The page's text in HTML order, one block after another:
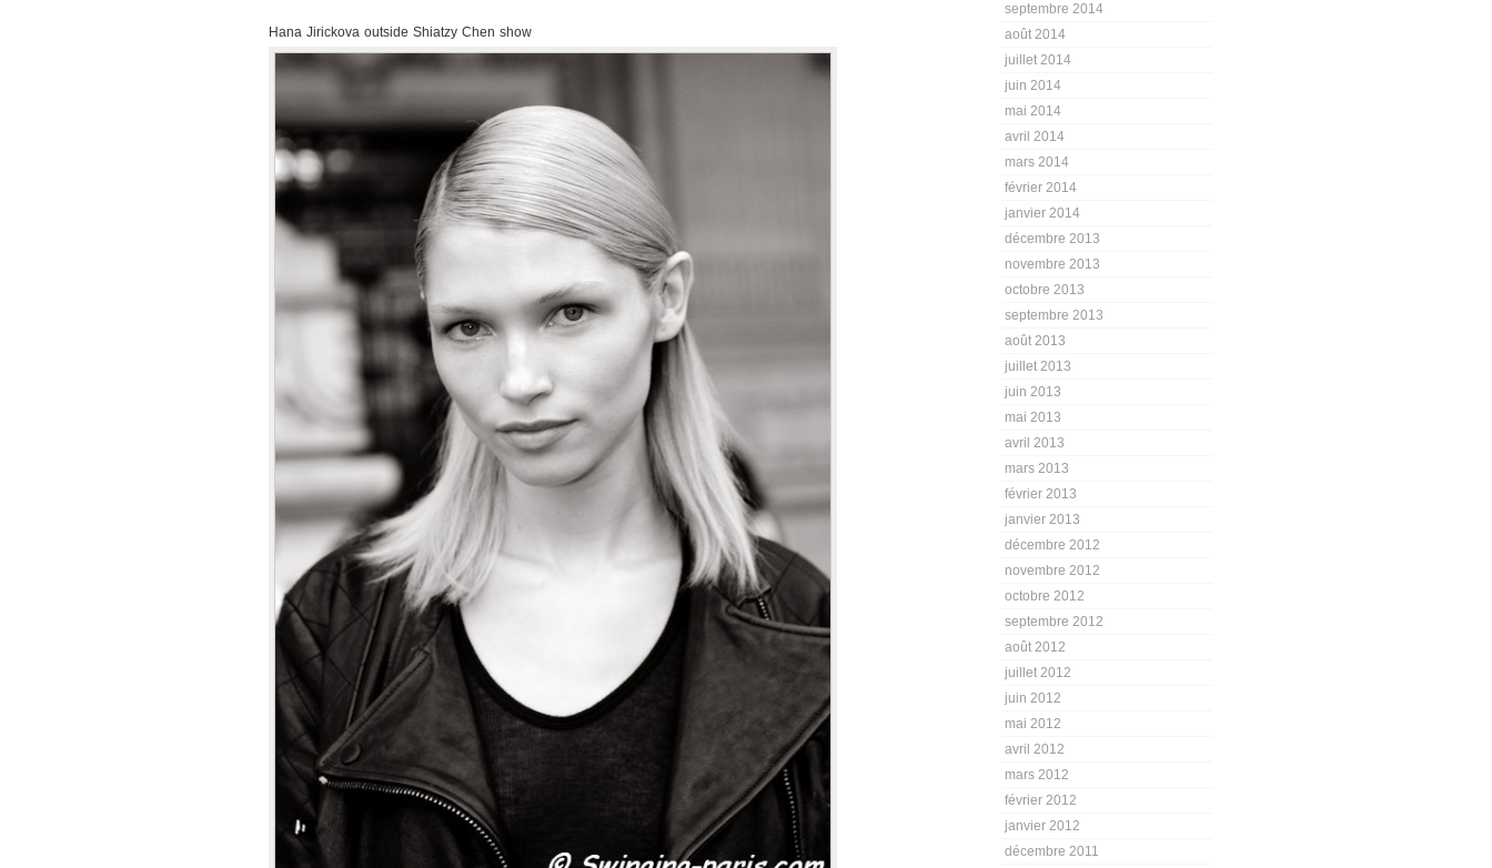
septembre 2014
août 2014
juillet 2014
juin 2014
mai 2014
avril 2014
mars 2014
février 2014
janvier 2014
décembre 2013
novembre 2013
octobre 2013
septembre 2013
août 2013
juillet 2013
juin 2013
mai 2013
avril 2013
mars 2013
février 2013
janvier 2013
décembre 2012
novembre 2012
octobre 2012
septembre 2012
août 2012
juillet 2012
juin 2012
mai 2012
avril 2012
mars 2012
février 2012
janvier 2012
décembre 2011
Hana Jirickova outside Shiatzy Chen show